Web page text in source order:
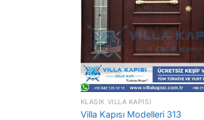
KLASIK VILLA KAPISI
Villa Kapısı Modelleri 313